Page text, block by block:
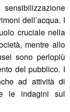
dell’acqua. I
cruciale nella
mentre allo
sono perlopiù
del pubblico. I
ad attività di
le indagini sul